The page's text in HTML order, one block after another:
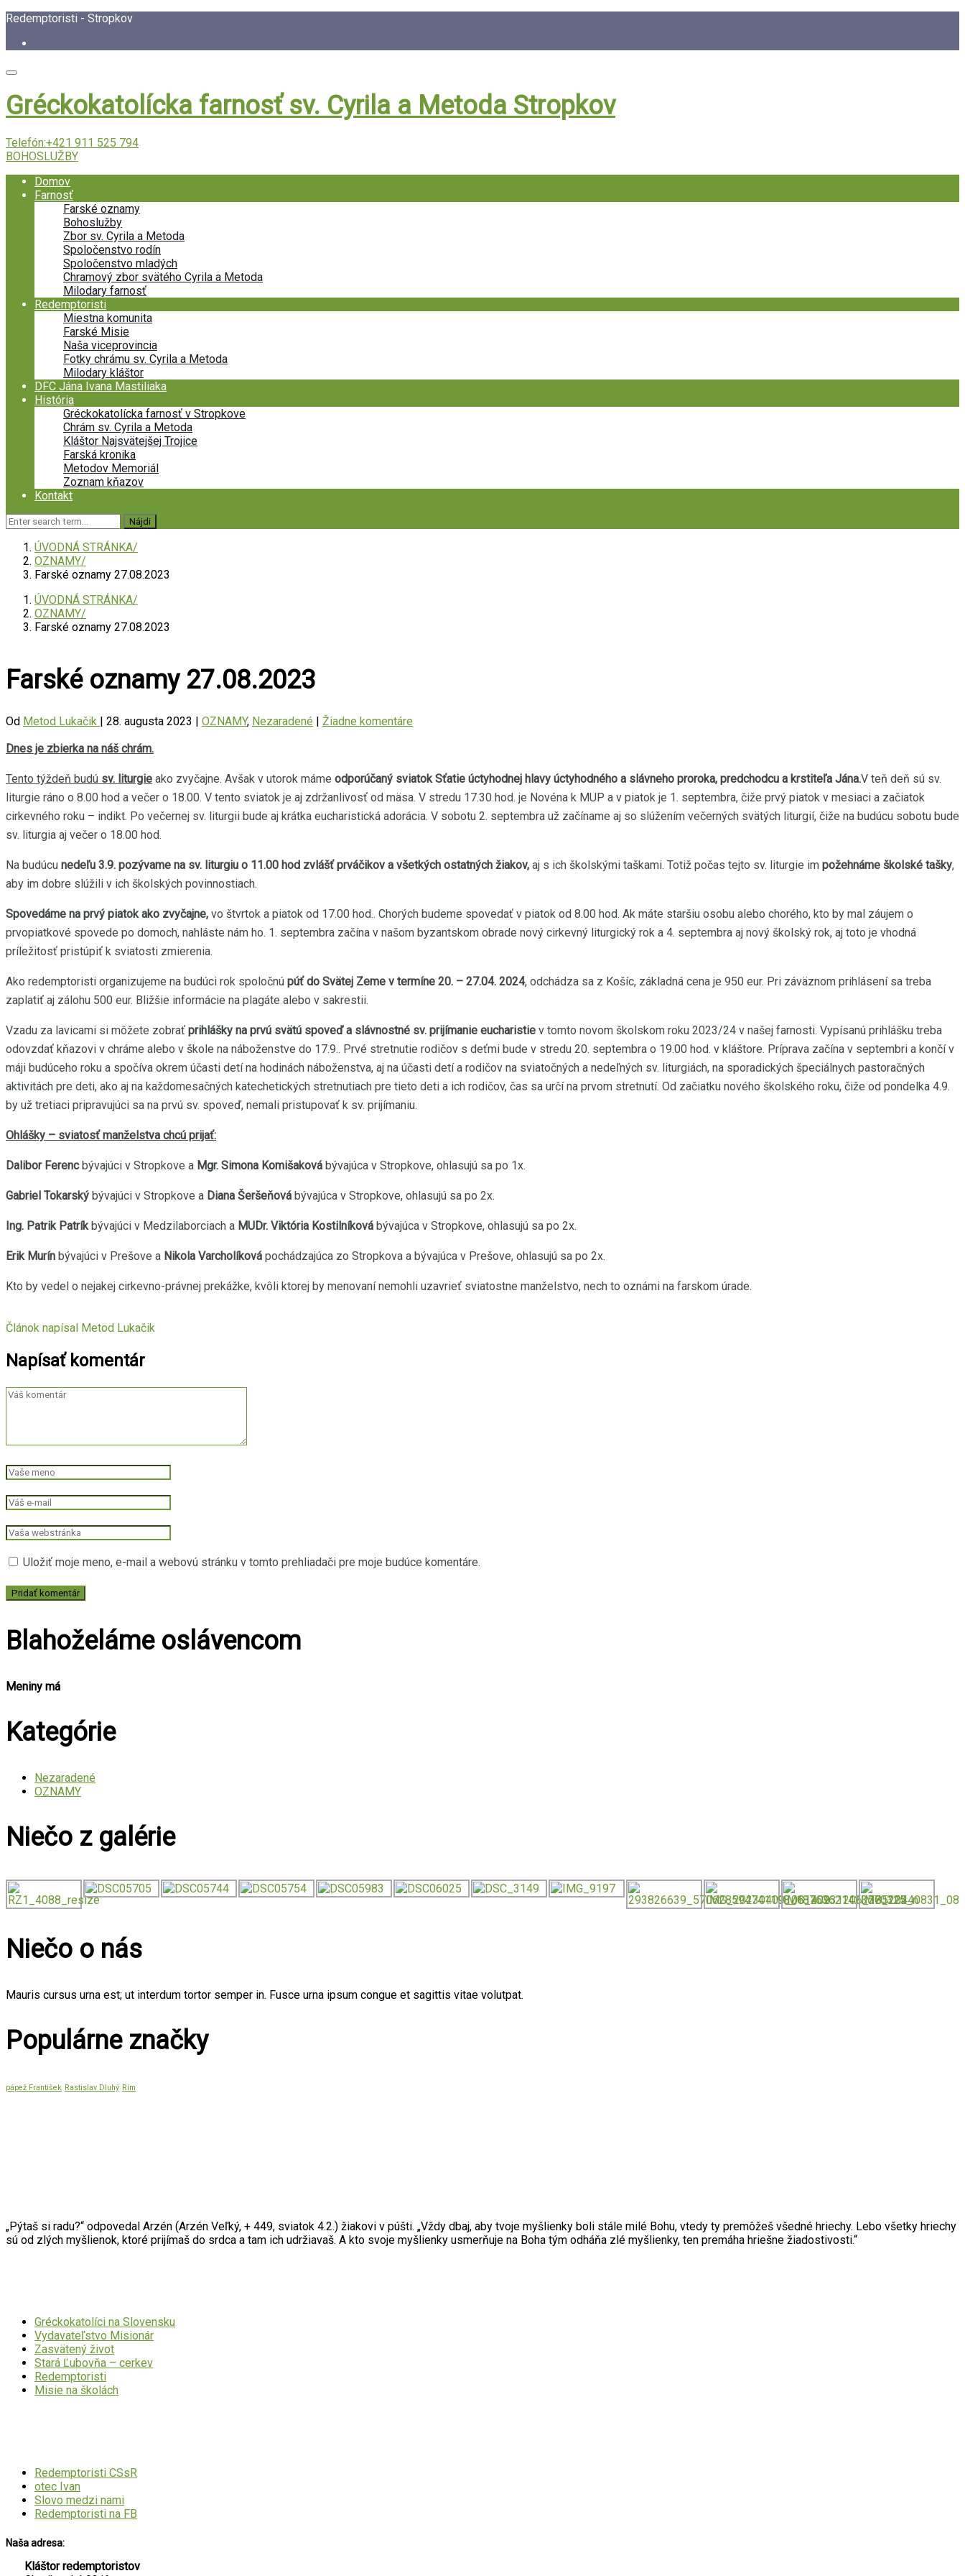
Redemptoristi - Stropkov
Gréckokatolícka farnosť sv. Cyrila a Metoda Stropkov
Telefón:+421 911 525 794
BOHOSLUŽBY
Domov
Farnosť
Farské oznamy
Bohoslužby
Zbor sv. Cyrila a Metoda
Spoločenstvo rodín
Spoločenstvo mladých
Chramový zbor svätého Cyrila a Metoda
Milodary farnosť
Redemptoristi
Miestna komunita
Farské Misie
Naša viceprovincia
Fotky chrámu sv. Cyrila a Metoda
Milodary kláštor
DFC Jána Ivana Mastiliaka
História
Gréckokatolícka farnosť v Stropkove
Chrám sv. Cyrila a Metoda
Kláštor Najsvätejšej Trojice
Farská kronika
Metodov Memoriál
Zoznam kňazov
Kontakt
ÚVODNÁ STRÁNKA
OZNAMY
Farské oznamy 27.08.2023
ÚVODNÁ STRÁNKA
OZNAMY
Farské oznamy 27.08.2023
Farské oznamy 27.08.2023
Od Metod Lukačik | 28. augusta 2023 | OZNAMY, Nezaradené | Žiadne komentáre
Dnes je zbierka na náš chrám.
Tento týždeň budú sv. liturgie ako zvyčajne. Avšak v utorok máme odporúčaný sviatok Sťatie úctyhodnej hlavy úctyhodného a slávneho proroka, predchodcu a krstiteľa Jána.V teň deň sú sv.
liturgie ráno o 8.00 hod a večer o 18.00. V tento sviatok je aj zdržanlivosť od mäsa. V stredu 17.30 hod. je Novéna k MUP a v piatok je 1. septembra, čiže prvý piatok v mesiaci a začiatok
cirkevného roku – indikt. Po večernej sv. liturgii bude aj krátka eucharistická adorácia. V sobotu 2. septembra už začíname aj so slúžením večerných svätých liturgií, čiže na budúcu sobotu bude
sv. liturgia aj večer o 18.00 hod.
Na budúcu nedeľu 3.9. pozývame na sv. liturgiu o 11.00 hod zvlášť prváčikov a všetkých ostatných žiakov, aj s ich školskými taškami. Totiž počas tejto sv. liturgie im požehnáme školské tašky,
aby im dobre slúžili v ich školských povinnostiach.
Spovedáme na prvý piatok ako zvyčajne, vo štvrtok a piatok od 17.00 hod.. Chorých budeme spovedať v piatok od 8.00 hod. Ak máte staršiu osobu alebo chorého, kto by mal záujem o
prvopiatkové spovede po domoch, nahláste nám ho. 1. septembra začína v našom byzantskom obrade nový cirkevný liturgický rok a 4. septembra aj nový školský rok, aj toto je vhodná
príležitosť pristúpiť k sviatosti zmierenia.
Ako redemptoristi organizujeme na budúci rok spoločnú púť do Svätej Zeme v termíne 20. – 27.04. 2024, odchádza sa z Košíc, základná cena je 950 eur. Pri záväznom prihlásení sa treba
zaplatiť aj zálohu 500 eur. Bližšie informácie na plagáte alebo v sakrestii.
Vzadu za lavicami si môžete zobrať prihlášky na prvú svätú spoveď a slávnostné sv. prijímanie eucharistie v tomto novom školskom roku 2023/24 v našej farnosti. Vypísanú prihlášku treba
odovzdať kňazovi v chráme alebo v škole na náboženstve do 17.9.. Prvé stretnutie rodičov s deťmi bude v stredu 20. septembra o 19.00 hod. v kláštore. Príprava začína v septembri a končí v
máji budúceho roku a spočíva okrem účasti detí na hodinách náboženstva, aj na účasti detí a rodičov na sviatočných a nedeľných sv. liturgiách, na sporadických špeciálnych pastoračných
aktivitách pre deti, ako aj na každomesačných katechetických stretnutiach pre tieto deti a ich rodičov, čas sa určí na prvom stretnutí. Od začiatku nového školského roku, čiže od pondelka 4.9.
by už tretiaci pripravujúci sa na prvú sv. spoveď, nemali pristupovať k sv. prijímaniu.
Ohlášky – sviatosť manželstva chcú prijať:
Dalibor Ferencbývajúci v Stropkove a Mgr. Simona Komišaková bývajúca v Stropkove, ohlasujú sa po 1x.
Gabriel Tokarský bývajúci v Stropkove a Diana Šeršeňová bývajúca v Stropkove, ohlasujú sa po 2x.
Ing. Patrik Patríkbývajúci v Medzilaborciach a MUDr. Viktória Kostilníková bývajúca v Stropkove, ohlasujú sa po 2x.
Erik Murín bývajúci v Prešove a Nikola Varcholíková pochádzajúca zo Stropkova a bývajúca v Prešove, ohlasujú sa po 2x.
Kto by vedel o nejakej cirkevno-právnej prekážke, kvôli ktorej by menovaní nemohli uzavrieť sviatostne manželstvo, nech to oznámi na farskom úrade.
Článok napísal Metod Lukačik
Napísať komentár
Uložiť moje meno, e-mail a webovú stránku v tomto prehliadači pre moje budúce komentáre.
Blahoželáme oslávencom
Meniny má
Kategórie
Nezaradené
OZNAMY
Niečo z galérie
Niečo o nás
Mauris cursus urna est; ut interdum tortor semper in. Fusce urna ipsum congue et sagittis vitae volutpat.
Populárne značky
pápež František Rastislav Dluhý Rím
„Pýtaš si radu?“ odpovedal Arzén (Arzén Veľký, + 449, sviatok 4.2.) žiakovi v púšti. „Vždy dbaj, aby tvoje myšlienky boli stále milé Bohu, vtedy ty premôžeš všedné hriechy. Lebo všetky hriechy
sú od zlých myšlienok, ktoré prijímaš do srdca a tam ich udržiavaš. A kto svoje myšlienky usmerňuje na Boha tým odháňa zlé myšlienky, ten premáha hriešne žiadostivosti.“
Gréckokatolíci na Slovensku
Vydavateľstvo Misionár
Zasvätený život
Stará Ľubovňa – cerkev
Redemptoristi
Misie na školách
Redemptoristi CSsR
otec Ivan
Slovo medzi nami
Redemptoristi na FB
Naša adresa:
Kláštor redemptoristov